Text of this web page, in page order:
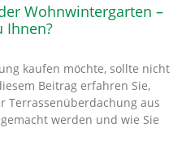
Wohnwintergarten –
Ihnen?
kaufen möchte, sollte nicht
Beitrag erfahren Sie,
Terrassenüberdachung aus
werden und wie Sie